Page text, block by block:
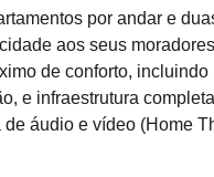
por andar e
aos seus
de conforto,
e infraestrutura
áudio e vídeo (Home